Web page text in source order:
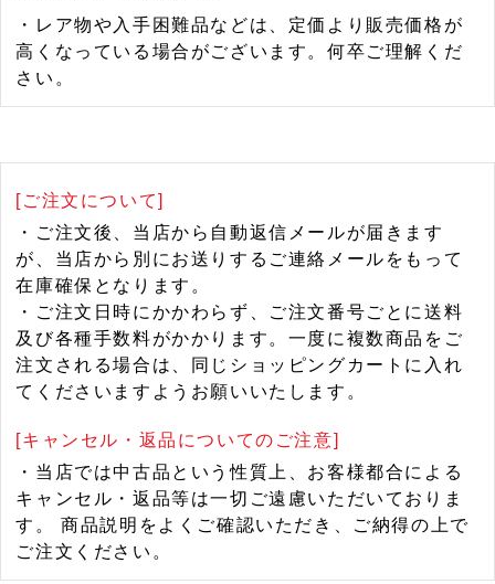
・レア物や入手困難品などは、定価より販売価格が
高くなっている場合がございます。何卒ご理解くだ
さい。
[ご注文について]
・ご注文後、当店から自動返信メールが届きます
が、当店から別にお送りするご連絡メールをもって
在庫確保となります。
・ご注文日時にかかわらず、ご注文番号ごとに送料
及び各種手数料がかかります。一度に複数商品をご
注文される場合は、同じショッピングカートに入れ
てくださいますようお願いいたします。
[キャンセル・返品についてのご注意]
・当店では中古品という性質上、お客様都合による
キャンセル・返品等は一切ご遠慮いただいておりま
す。 商品説明をよくご確認いただき、ご納得の上で
ご注文ください。